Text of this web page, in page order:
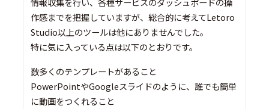
作感までを把握していますが、総合的に考えてLetoro
Studio以上のツールは他にありませんでした。
特に気に入っている点は以下のとおりです。
数多くのテンプレートがあること
PowerPointやGoogleスライドのように、誰でも簡単
に動画をつくれること